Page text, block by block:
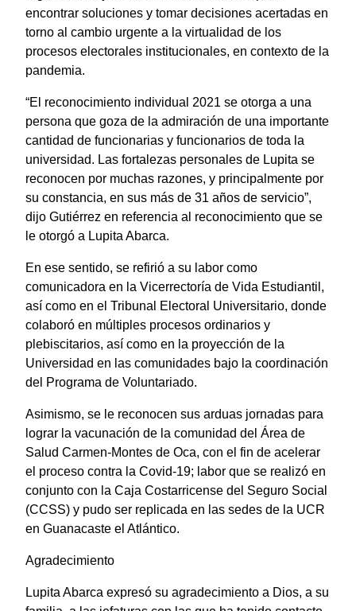
encontrar soluciones y tomar decisiones acertadas en
torno al cambio urgente a la virtualidad de los
procesos electorales institucionales, en contexto de la
pandemia.
“El reconocimiento individual 2021 se otorga a una
persona que goza de la admiración de una importante
cantidad de funcionarias y funcionarios de toda la
universidad. Las fortalezas personales de Lupita se
reconocen por muchas razones, y principalmente por
su constancia, en sus más de 31 años de servicio”,
dijo Gutiérrez en referencia al reconocimiento que se
le otorgó a Lupita Abarca.
En ese sentido, se refirió a su labor como
comunicadora en la Vicerrectoría de Vida Estudiantil,
así como en el Tribunal Electoral Universitario, donde
colaboró en múltiples procesos ordinarios y
plebiscitarios, así como en la proyección de la
Universidad en las comunidades bajo la coordinación
del Programa de Voluntariado.
Asimismo, se le reconocen sus arduas jornadas para
lograr la vacunación de la comunidad del Área de
Salud Carmen-Montes de Oca, con el fin de acelerar
el proceso contra la Covid-19; labor que se realizó en
conjunto con la Caja Costarricense del Seguro Social
(CCSS) y pudo ser replicada en las sedes de la UCR
en Guanacaste el Atlántico.
Agradecimiento
Lupita Abarca expresó su agradecimiento a Dios, a su